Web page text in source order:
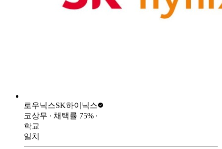
로우닉스SK하이닉스
코상무 ∙ 채택률 75% ∙
학교
일치